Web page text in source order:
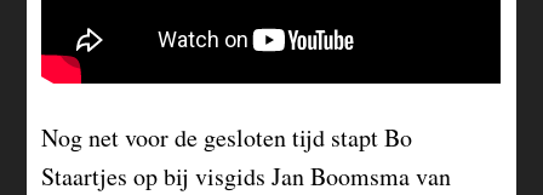
Nog net voor de gesloten tijd stapt Bo
Staartjes op bij visgids Jan Boomsma van